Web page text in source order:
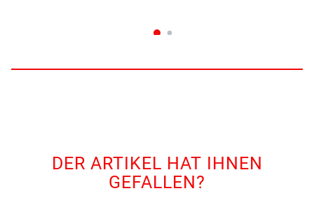
DER ARTIKEL HAT IHNEN
GEFALLEN?